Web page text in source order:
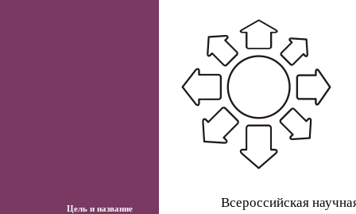
Всероссийская
Цель и название